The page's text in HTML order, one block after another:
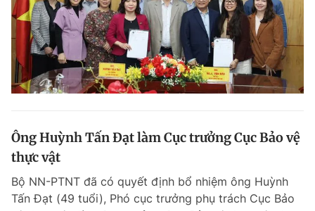
Sản phẩm khác
Tiện ích Bạn cần biết
Ông Huỳnh Tấn Đạt làm Cục trưởng Cục Bảo vệ
thực vật
Bộ NN-PTNT đã có quyết định bổ nhiệm ông Huỳnh
Tấn Đạt (49 tuổi), Phó cục trưởng phụ trách Cục Bảo